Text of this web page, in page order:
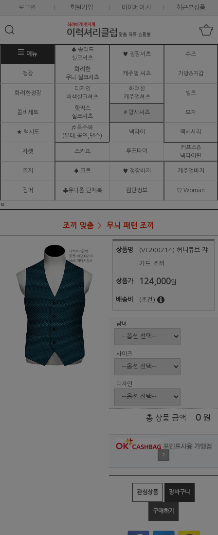
로그인 회원가입 마이페이지 최근본상품
메뉴
♠ 솔리드
실크셔츠
♥ 정장셔츠 슈즈
정장
화려한
무늬 실크셔츠
캐주얼 셔츠 가방&지갑
화려한정장
디자인
배색실크셔츠
화려한
캐주얼셔츠
벨트
콤비세트
핫픽스
실크셔츠
# 망사셔츠 모자
★ 턱시도
♬ 특수복
(무대.공연,댄스)
넥타이 액세서리
자켓 스카프 루프타이
커프스&
넥타이핀
조끼 ♠ 코트 ♥ 정장바지 캐주얼바지
점퍼 ♣유니폼,단체복 원단정보 ♡ Woman
ㅌ
조끼 맞춤 무늬 패턴 조끼
상품명 (VE200214) 허니큐브 쟈
가드 조끼
상품가 124,000원
배송비 (조건)
남녀
사이즈
디자인
총 상품 금액 0 원
포인트사용 가맹점
?
관심상품 장바구니
구매하기